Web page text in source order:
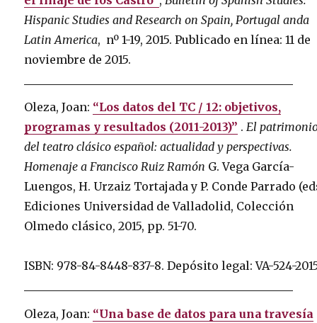
Hispanic Studies and Research on Spain, Portugal anda
Latin America, nº 1-19, 2015. Publicado en línea: 11 de
noviembre de 2015.
Oleza, Joan: “Los datos del TC / 12: objetivos,
programas y resultados (2011-2013)” .El
del teatro clásico español: actualidad y perspectivas.
Homenaje a Francisco Ruiz Ramón G. Vega García-
Luengos, H. Urzaiz Tortajada y P. Conde Parrado
Ediciones Universidad de Valladolid, Colección
Olmedo clásico, 2015, pp. 51-70.
ISBN: 978-84-8448-837-8.Depósito legal: VA-524-
Oleza, Joan: “Una base de datos para una travesía